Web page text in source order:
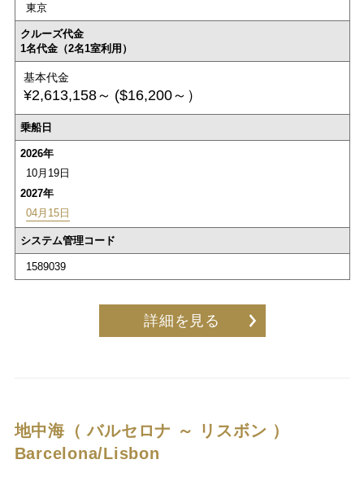
東京
クルーズ代金
1名代金（2名1室利用）
基本代金
¥2,613,158～ ($16,200～）
乗船日
2026年
10月19日
2027年
04月15日
システム管理コード
1589039
詳細を見る
地中海（ バルセロナ ～ リスボン ）
Barcelona/Lisbon